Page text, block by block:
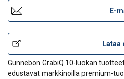
E-
Lataa
Gunnebon GrabiQ 10-luokan
edustavat markkinoilla premium-